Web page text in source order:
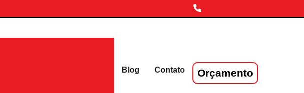
Blog Contato Orçamento